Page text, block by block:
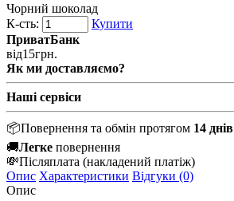
Чорний шоколад
К-сть:
Купити
ПриватБанк
від15грн.
Як ми доставляємо?
Наші сервіси
📦Повернення та обмін протягом 14 днів
🚚Легке повернення
💸Післяплата (накладений платіж)
Опис Характеристики Відгуки (0)
Опис